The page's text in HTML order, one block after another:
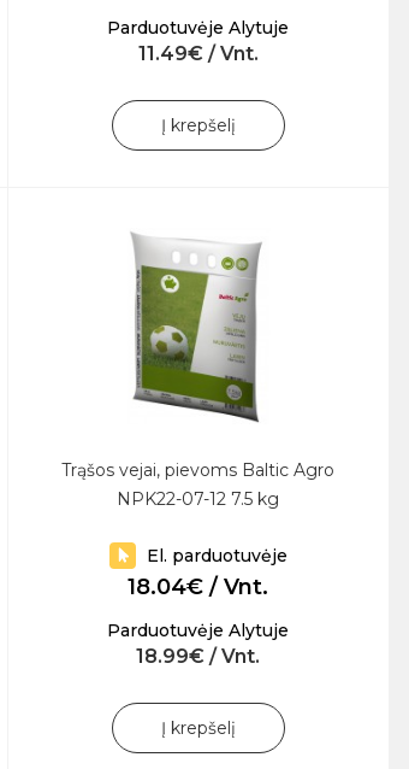
Parduotuvėje Alytuje
11.49€ / Vnt.
Į krepšelį
Trąšos vejai, pievoms Baltic Agro
NPK22-07-12 7.5 kg
El. parduotuvėje
18.04€ / Vnt.
Parduotuvėje Alytuje
18.99€ / Vnt.
Į krepšelį